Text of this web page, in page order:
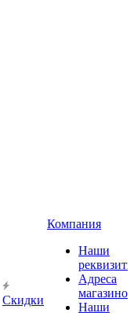
Скидки
Компания
Наши
Адреса
магазинов
Наши